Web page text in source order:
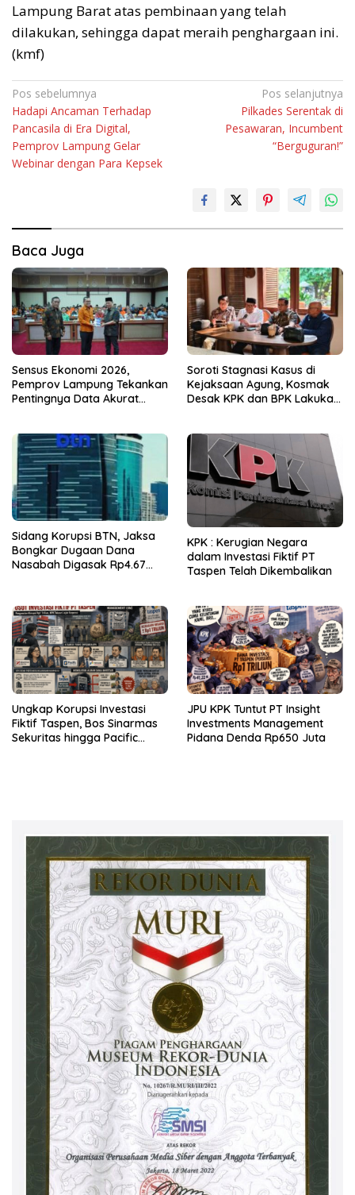
Lampung Barat atas pembinaan yang telah
dilakukan, sehingga dapat meraih penghargaan ini.
(kmf)
Navigasi
pos
Pos sebelumnya
Hadapi Ancaman Terhadap
Pancasila di Era Digital,
Pemprov Lampung Gelar
Webinar dengan Para Kepsek
Pos selanjutnya
Pilkades Serentak di
Pesawaran, Incumbent
“Berguguran!”
Baca Juga
Sensus Ekonomi 2026,
Pemprov Lampung Tekankan
Pentingnya Data Akurat
Soroti Stagnasi Kasus di
Kejaksaan Agung, Kosmak
Desak KPK dan BPK Lakukan
Sidang Korupsi BTN, Jaksa
Bongkar Dugaan Dana
Nasabah Digasak Rp4.67
KPK : Kerugian Negara
dalam Investasi Fiktif PT
Taspen Telah Dikembalikan
Ungkap Korupsi Investasi
Fiktif Taspen, Bos Sinarmas
Sekuritas hingga Pacific
JPU KPK Tuntut PT Insight
Investments Management
Pidana Denda Rp650 Juta